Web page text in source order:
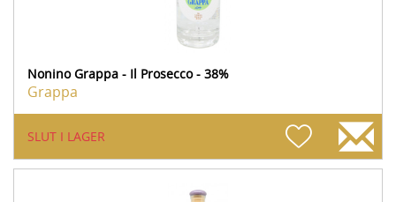
Nonino Grappa - Il Prosecco - 38%
Grappa
SLUT I LAGER